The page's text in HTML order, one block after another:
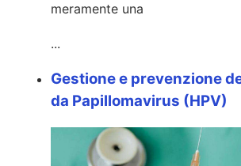
meramente una
...
Gestione e prevenzione
da Papillomavirus (HPV)